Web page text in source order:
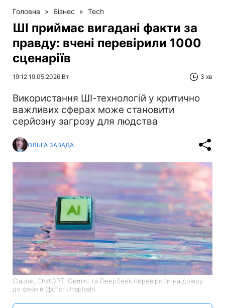
Головна » Бізнес » Tech
ШІ приймає вигадані факти за
правду: вчені перевірили 1000
сценаріїв
19:12 19.05.2026 Вт 3 хв
Використання ШІ-технологій у критично
важливих сферах може становити
серйозну загрозу для людства
ОЛЬГА ЗАВАДА
Claude, ChatGPT, Gemini та DeepSeek перевірили на довіру
до фейків (фото: Unsplash)